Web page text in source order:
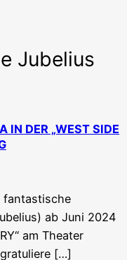
Jubelius
IN DER „WEST SIDE
ab Juni 2024
am Theater
[…]